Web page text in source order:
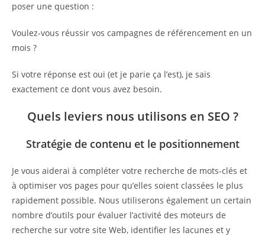
poser une question :
Voulez-vous réussir vos campagnes de référencement en un
mois ?
Si votre réponse est oui (et je parie ça l’est), je sais
exactement ce dont vous avez besoin.
Quels leviers nous utilisons en SEO ?
Stratégie de contenu et le positionnement
Je vous aiderai à compléter votre recherche de mots-clés et
à optimiser vos pages pour qu’elles soient classées le plus
rapidement possible. Nous utiliserons également un certain
nombre d’outils pour évaluer l’activité des moteurs de
recherche sur votre site Web, identifier les lacunes et y